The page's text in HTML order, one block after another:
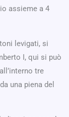
assieme a 4
levigati, si
I, qui si può
tre
una piena del